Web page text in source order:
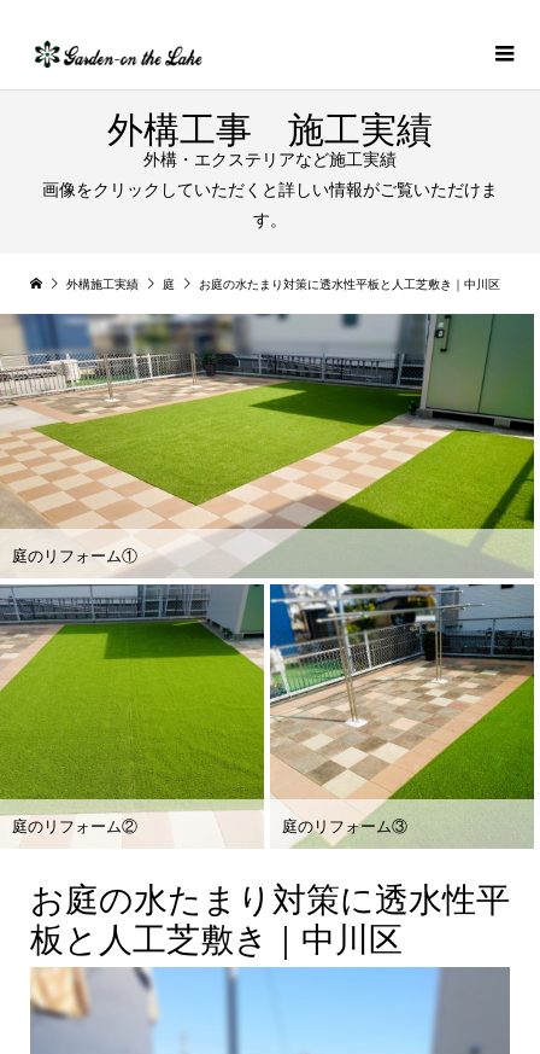
外構工事 施工実績
外構・エクステリアなど施工実績
画像をクリックしていただくと詳しい情報がご覧いただけま
す。
外構施工実績 庭 お庭の水たまり対策に透水性平板と人工芝敷き｜中川区
庭のリフォーム①
庭のリフォーム② 庭のリフォーム③
お庭の水たまり対策に透水性平
板と人工芝敷き｜中川区